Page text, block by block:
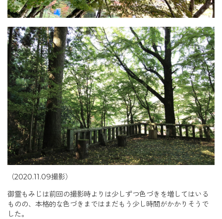
（2020.11.09撮影）
御霊もみじは前回の撮影時よりは少しずつ色づきを増してはいる
ものの、本格的な色づきまではまだもう少し時間がかかりそうで
した。